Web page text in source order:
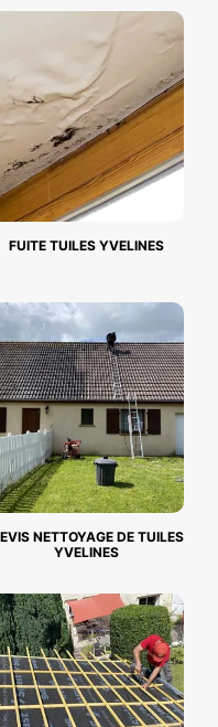
FUITE TUILES YVELINES
NETTOYAGE DE TUILES
YVELINES